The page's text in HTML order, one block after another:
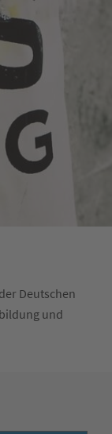
Deutschen
und